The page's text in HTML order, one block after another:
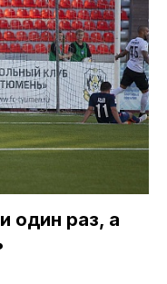
один раз, а